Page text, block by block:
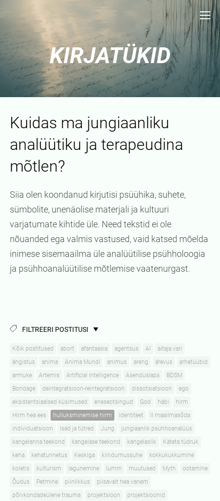
KIRJATÜKID
Kuidas ma jungiaanliku
analüütiku ja terapeudina
mõtlen?
Siia olen koondanud kirjutisi psüühika, suhete,
sümbolite, unenäolise materjali ja kultuuri
varjatumate kihtide üle. Need tekstid ei ole
nõuanded ega valmis vastused, vaid katsed mõelda
inimese sisemaailma üle analüütilise psühholoogia
ja psühhoanalüütilise mõtlemise vaatenurgast.
FILTREERI POSTITUSI
Kõik postitused abort afantaasia agentsus AI
aitaja vari
ängistus
anima Anima Mundi animus areng ärevus
arhetüübid
armuke
Artemis Artificial Intelligence Asenduslaps
BDSM
Bondage
deintegratsioon-reintegratsioon dissotsiatsioon
ego
eksistentsiaalsed küsimused
eneseotsingud God häbi
hirm
Hirm hea ees
hulluksminemise hirm identiteet
II maailmasõda
individuatsioon
Isad ja tütred Jung
jungiaanlik psühhoanalüüs
kangelanna teekond
kangelase teekond kangelaslik
Käteta tüdruk
keha
kehatunnetus Keskiga kiindumussuhe
kokkukukkumine
koletis
kulturism lagunemine lumm muutused Myth
ootamine
Õudus
Petmine piinlikkus
piisavalt hea vanem
põlvkondadeülene trauma
projektsioon
projektsioonid